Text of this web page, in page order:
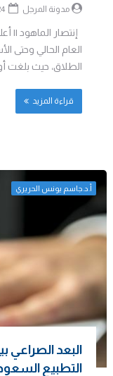
مدونة المرجل
إنتصار الماهود ||
العام الحالي وحتى
الطلاق، حيث بلغت
قراءة المزيد
أ.د.جاسم يونس الحريري
البعد
التطبيع